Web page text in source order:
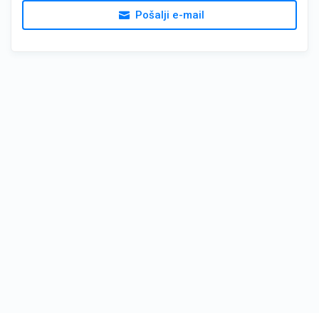
Pošalji e-mail